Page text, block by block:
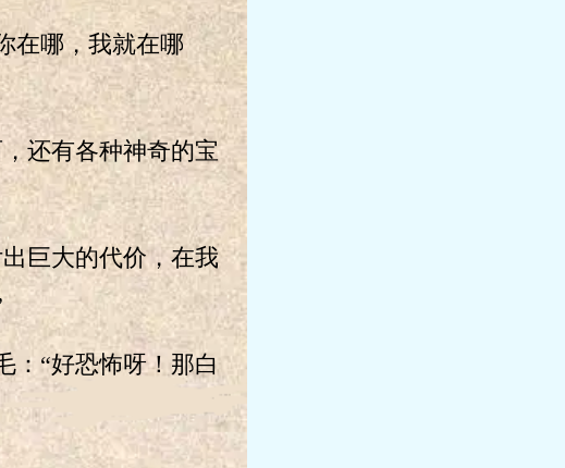
哪，我就在哪
还有各种神奇的宝
巨大的代价，在我
“好恐怖呀！那白